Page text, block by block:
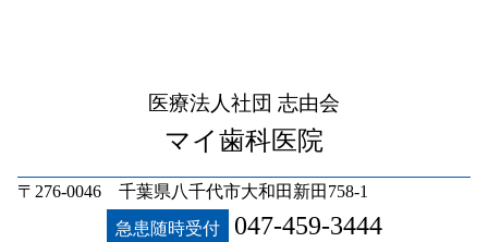
医療法人社団 志由会
マイ歯科医院
〒276-0046 千葉県八千代市大和田新田758-1
急患随時受付
047-459-3444